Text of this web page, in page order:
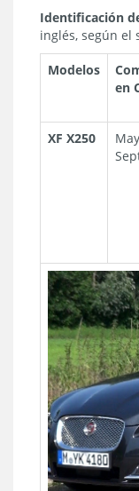
Identificación
inglés, según el
Modelos
en
XF X250